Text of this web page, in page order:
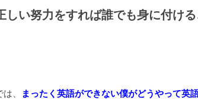
しい努力をすれば誰でも身に付け
、 まったく英語ができない僕がどうやって英